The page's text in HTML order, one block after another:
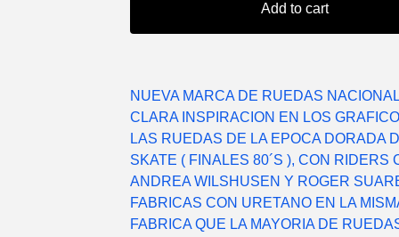
Add to cart
NUEVA MARCA DE RUEDAS
CLARA INSPIRACION EN LOS
LAS RUEDAS DE LA EPOCA DORADA
SKATE ( FINALES 80´S ), CON RIDERS
ANDREA WILSHUSEN Y ROGER
FABRICAS CON URETANO EN LA
FABRICA QUE LA MAYORIA DE